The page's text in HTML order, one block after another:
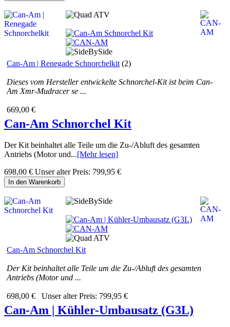
Can-Am | Renegade Schnorchelkit (2)
Dieses vom Hersteller entwickelte Schnorchel-Kit ist beim Can-
Am Xmr-Mudracer se ...
669,00 €
Can-Am Schnorchel Kit
Der Kit beinhaltet alle Teile um die Zu-/Abluft des gesamten
Antriebs (Motor und...[Mehr lesen]
698,00 € Unser alter Preis: 799,95 €
In den Warenkorb
Can-Am Schnorchel Kit
Der Kit beinhaltet alle Teile um die Zu-/Abluft des gesamten
Antriebs (Motor und ...
698,00 € Unser alter Preis: 799,95 €
Can-Am | Kühler-Umbausatz (G3L)